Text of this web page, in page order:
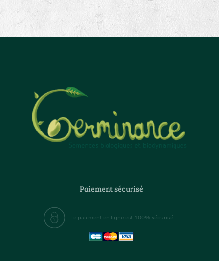
Paiement sécurisé
Le paiement en ligne est 100% sécurisé